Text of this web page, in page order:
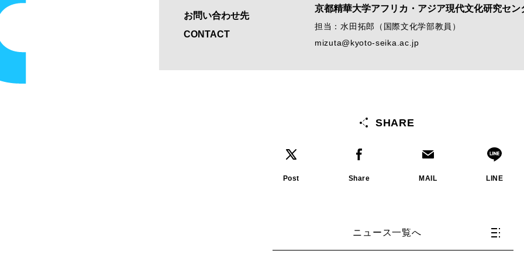
お問い合わせ先
CONTACT
京都精華大学アフリカ・アジア現代文化研究セン
担当：水田拓郎（国際文化学部教員）
mizuta@kyoto-seika.ac.jp
SHARE
Post Share MAIL LINE
ニュース一覧へ